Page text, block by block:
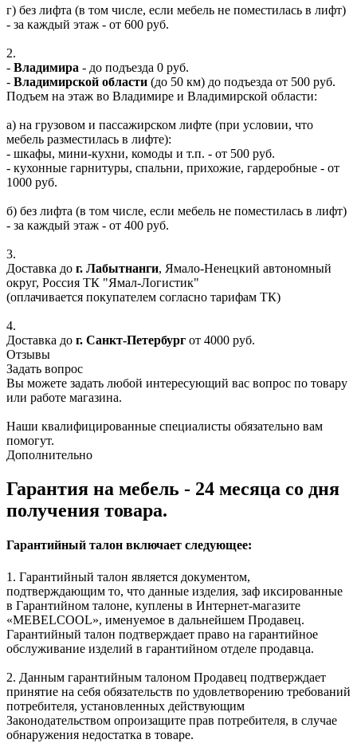
г) без лифта (в том числе, если мебель не поместилась в лифт)
- за каждый этаж - от 600 руб.
2.
- Владимира - до подъезда 0 руб.
- Владимирской области (до 50 км) до подъезда от 500 руб.
Подъем на этаж во Владимире и Владимирской области:
а) на грузовом и пассажирском лифте (при условии, что
мебель разместилась в лифте):
- шкафы, мини-кухни, комоды и т.п. - от 500 руб.
- кухонные гарнитуры, спальни, прихожие, гардеробные - от
1000 руб.
б) без лифта (в том числе, если мебель не поместилась в лифт)
- за каждый этаж - от 400 руб.
3.
Доставка до г. Лабытнанги, Ямало-Ненецкий автономный
округ, Россия ТК "Ямал-Логистик"
(оплачивается покупателем согласно тарифам ТК)
4.
Доставка до г. Санкт-Петербург от 4000 руб.
Отзывы
Задать вопрос
Вы можете задать любой интересующий вас вопрос по товару
или работе магазина.
Наши квалифицированные специалисты обязательно вам
помогут.
Дополнительно
Гарантия на мебель - 24 месяца со дня
получения товара.
Гарантийный талон включает следующее:
1. Гарантийный талон является документом,
подтверждающим то, что данные изделия, заф иксированные
в Гарантийном талоне, куплены в Интернет-магазите
«MEBELCOOL», именуемое в дальнейшем Продавец.
Гарантийный талон подтверждает право на гарантийное
обслуживание изделий в гарантийном отделе продавца.
2. Данным гарантийным талоном Продавец подтверждает
принятие на себя обязательств по удовлетворению требований
потребителя, установленных действующим
Законодательством опроизащите прав потребителя, в случае
обнаружения недостатка в товаре.